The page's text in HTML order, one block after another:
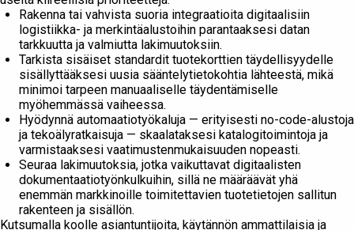
Rakenna tai vahvista suoria integraatioita digitaalisiin
logistiikka- ja merkintäalustoihin parantaaksesi datan
tarkkuutta ja valmiutta lakimuutoksiin.
Tarkista sisäiset standardit tuotekorttien täydellisyydelle
sisällyttääksesi uusia sääntelytietokohtia lähteestä, mikä
minimoi tarpeen manuaaliselle täydentämiselle
myöhemmässä vaiheessa.
Hyödynnä automaatiotyökaluja — erityisesti no-code-alustoja
ja tekoälyratkaisuja — skaalataksesi katalogitoimintoja ja
varmistaaksesi vaatimustenmukaisuuden nopeasti.
Seuraa lakimuutoksia, jotka vaikuttavat digitaalisten
dokumentaatiotyönkulkuihin, sillä ne määräävät yhä
enemmän markkinoille toimitettavien tuotetietojen sallitun
rakenteen ja sisällön.
Kutsumalla koolle asiantuntijoita, käytännön ammattilaisia ja